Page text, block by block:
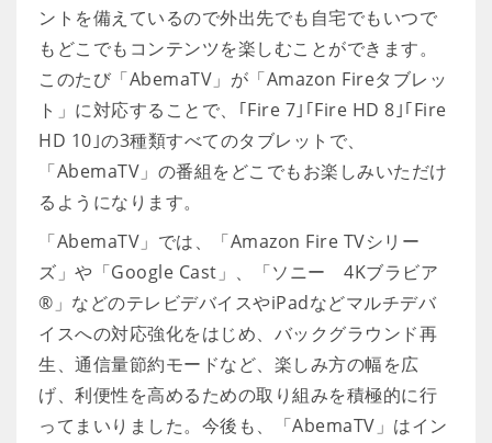
ントを備えているので外出先でも自宅でもいつで
もどこでもコンテンツを楽しむことができます。
このたび「AbemaTV」が「Amazon Fireタブレッ
ト」に対応することで、｢Fire 7｣｢Fire HD 8｣｢Fire
HD 10｣の3種類すべてのタブレットで、
「AbemaTV」の番組をどこでもお楽しみいただけ
るようになります。
「AbemaTV」では、「Amazon Fire TVシリー
ズ」や「Google Cast」、「ソニー 4Kブラビア
®」などのテレビデバイスやiPadなどマルチデバ
イスへの対応強化をはじめ、バックグラウンド再
生、通信量節約モードなど、楽しみ方の幅を広
げ、利便性を高めるための取り組みを積極的に行
ってまいりました。今後も、「AbemaTV」はイン